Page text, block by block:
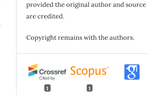
provided the original author and source
are credited.
Copyright remains with the authors.
1 1